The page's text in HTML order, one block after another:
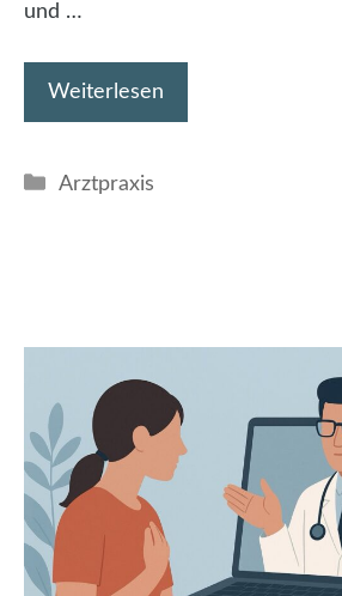
und …
Weiterlesen
Kategorien
Arztpraxis